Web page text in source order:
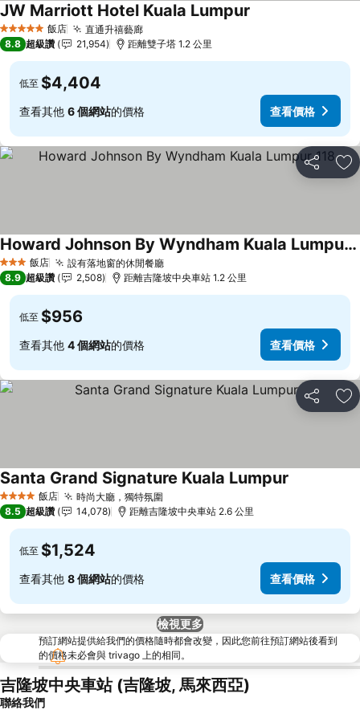
5 星級 飯店 直通升禧藝廊查看價格
JW Marriott Hotel Kuala Lumpur
8.8 超級讚 21,954 距離雙子塔 1.2 公里
低至 $4,404
查看其他 6 個網站的價格 查看價格
分享 加
3 星級 飯店 設有落地窗的休閒餐廳查看價格
Howard Johnson By Wyndham Kuala Lumpur 118
查看價格
8.9 超級讚 2,508 距離吉隆坡中央車站 1.2 公里
低至 $956
查看其他 4 個網站的價格 查看價格
分享 加
4 星級 飯店 時尚大廳，獨特氛圍
Santa Grand Signature Kuala Lumpur
8.5 超級讚 14,078 距離吉隆坡中央車站 2.6 公里
低至 $1,524
查看其他 8 個網站的價格 查看價格
檢視更多
預訂網站提供給我們的價格隨時都會改變，因此您前往預訂網站後看到
的價格未必會與 trivago 上的相同。
吉隆坡中央車站 (吉隆坡, 馬來西亞)
聯絡我們